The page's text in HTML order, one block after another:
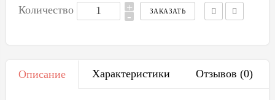
Количество +
-
Описание Характеристики Отзывов (0)